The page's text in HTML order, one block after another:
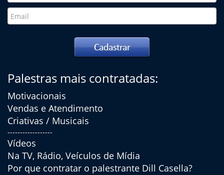
Palestras mais contratadas:
Motivacionais
Vendas e Atendimento
Criativas / Musicais
------------------
Vídeos
Na TV, Rádio, Veículos de Mídia
Por que contratar o palestrante Dill Casella?